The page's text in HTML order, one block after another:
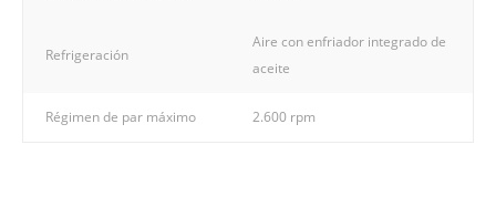
Refrigeración
Aire con enfriador integrado de
aceite
Régimen de par máximo 2.600 rpm